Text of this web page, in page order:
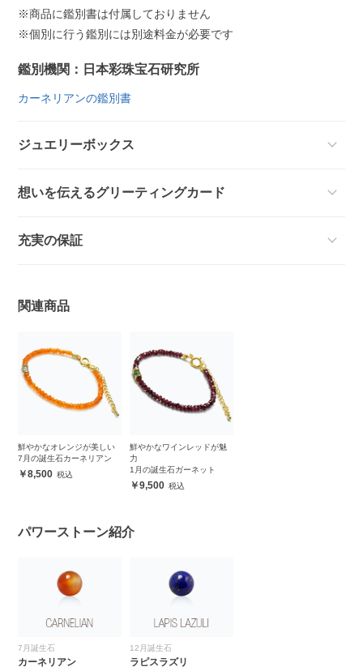
※商品に鑑別書は付属しておりません
※個別に行う鑑別には別途料金が必要です
鑑別機関：日本彩珠宝石研究所
カーネリアンの鑑別書
ジュエリーボックス
想いを伝えるグリーティングカード
充実の保証
関連商品
鮮やかなオレンジが美しい
7月の誕生石カーネリアン
8,500
鮮やかなワインレッドが魅
力
1月の誕生石ガーネット
9,500
パワーストーン紹介
7月誕生石
カーネリアン
12月誕生石
ラピスラズリ